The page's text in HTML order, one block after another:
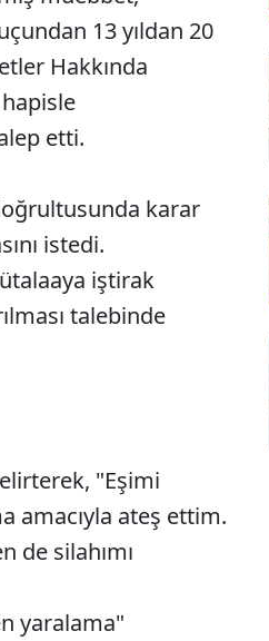
13 yıldan 20
Hakkında
etti.
karar
istedi.
iştirak
talebinde
"Eşimi
amacıyla ateş ettim.
de silahımı
yaralama"